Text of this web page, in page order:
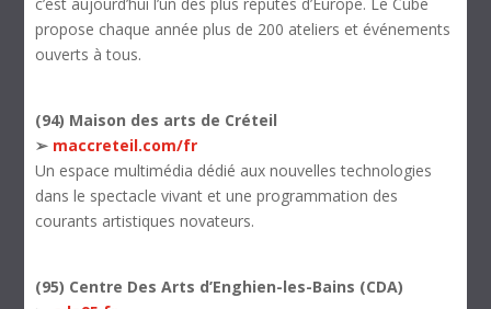
propose chaque année plus de 200 ateliers et événements
ouverts à tous.
(94) Maison des arts de Créteil
➢ maccreteil.com/fr
Un espace multimédia dédié aux nouvelles technologies
dans le spectacle vivant et une programmation des
courants artistiques novateurs.
(95) Centre Des Arts d’Enghien-les-Bains (CDA)